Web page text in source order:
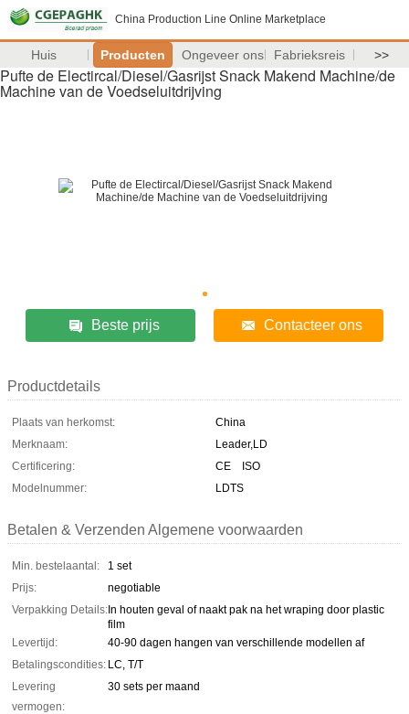
China Production Line Online Marketplace
Huis Producten Ongeveer ons Fabrieksreis >>
Pufte de Electircal/Diesel/Gasrijst Snack Makend Machine/de
Machine van de Voedseluitdrijving
Beste prijs Contacteer ons
Productdetails
Plaats van herkomst:
China
Merknaam:
Leader,LD
Certificering:
CE ISO
Modelnummer:
LDTS
Betalen & Verzenden Algemene voorwaarden
Min. bestelaantal:
1 set
Prijs:
negotiable
Verpakking Details: In houten geval of naakt pak na het wraping door plastic
film
Levertijd:
40-90 dagen hangen van verschillende modellen af
Betalingscondities: LC, T/T
Levering
vermogen:
30 sets per maand